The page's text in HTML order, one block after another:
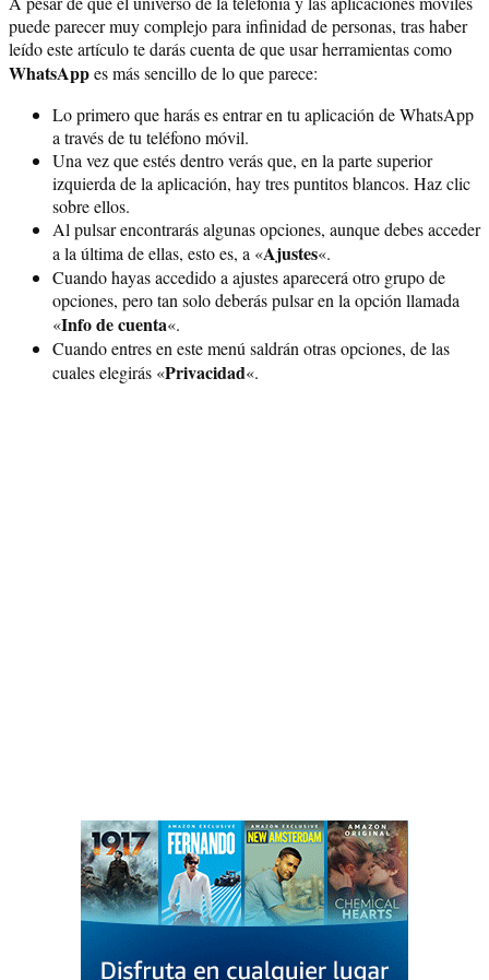
puede parecer muy complejo para infinidad de personas, tras haber
leído este artículo te darás cuenta de que usar herramientas como
WhatsAppes más sencillo de lo que parece:
Lo primero que harás es entrar en tu aplicación de WhatsApp
a través de tu teléfono móvil.
Una vez que estés dentro verás que, en la parte superior
izquierda de la aplicación, hay tres puntitos blancos. Haz clic
sobre ellos.
Al pulsar encontrarás algunas opciones, aunque debes acceder
a la última de ellas, esto es, a «Ajustes«.
Cuando hayas accedido a ajustes aparecerá otro grupo de
opciones, pero tan solo deberás pulsar en la opción llamada
«Info de cuenta«.
Cuando entres en este menú saldrán otras opciones, de las
cuales elegirás «Privacidad«.